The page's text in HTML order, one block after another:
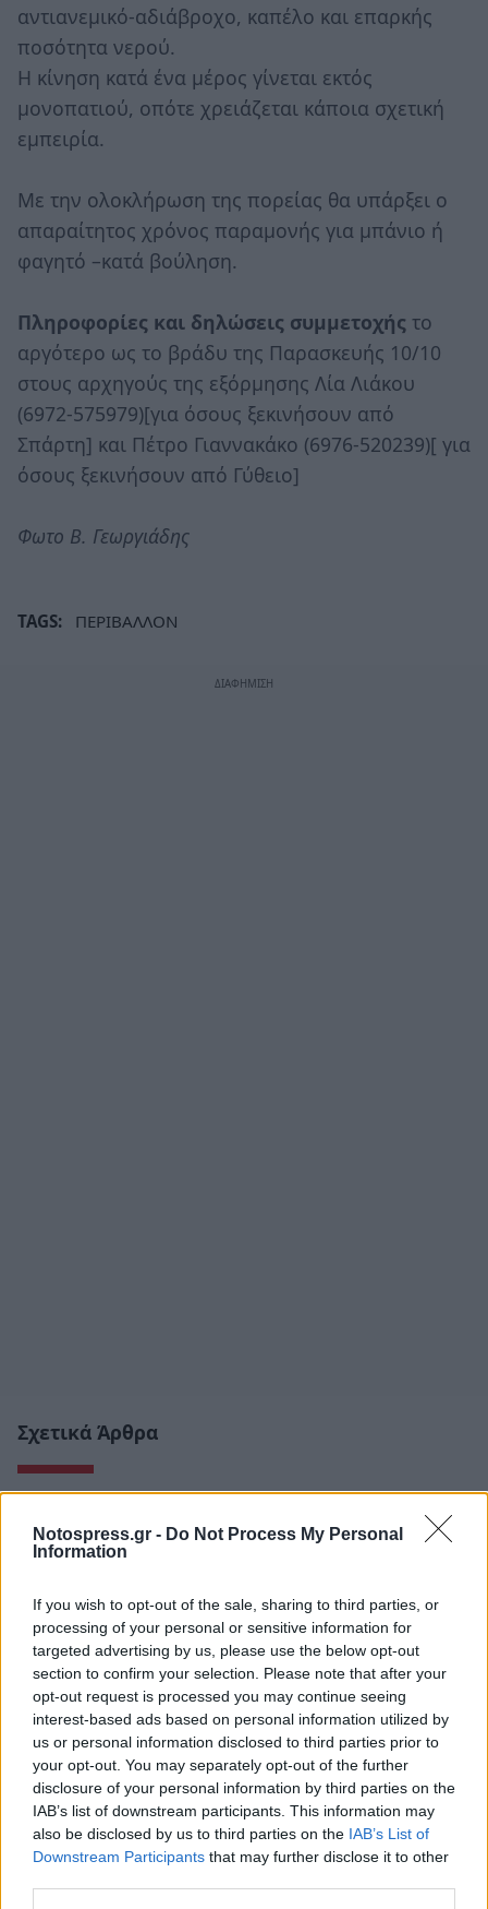
Notospress.gr - Do Not Process My Personal
Information
If you wish to opt-out of the sale, sharing to third parties, or
processing of your personal or sensitive information for
targeted advertising by us, please use the below opt-out
section to confirm your selection. Please note that after your
opt-out request is processed you may continue seeing
interest-based ads based on personal information utilized by
us or personal information disclosed to third parties prior to
your opt-out. You may separately opt-out of the further
disclosure of your personal information by third parties on the
IAB’s list of downstream participants. This information may
also be disclosed by us to third parties on the IAB’s List of
Downstream Participants that may further disclose it to other
αντιανεμικό-αδιάβροχο, καπέλο και επαρκής
ποσότητα νερού.
Η κίνηση κατά ένα μέρος γίνεται εκτός
μονοπατιού, οπότε χρειάζεται κάποια σχετική
εμπειρία.
Με την ολοκλήρωση της πορείας θα υπάρξει ο
απαραίτητος χρόνος παραμονής για μπάνιο ή
φαγητό –κατά βούληση.
Πληροφορίες και δηλώσεις συμμετοχής το
αργότερο ως το βράδυ της Παρασκευής 10/10
στους αρχηγούς της εξόρμησης Λία Λιάκου
(6972-575979)[για όσους ξεκινήσουν από
Σπάρτη] και Πέτρο Γιαννακάκο (6976-520239)[ για
όσους ξεκινήσουν από Γύθειο]
Φωτο Β. Γεωργιάδης
TAGS: ΠΕΡΙΒΑΛΛΟΝ
Σχετικά Άρθρα
Κυπαρισσία: Open Air προβολή του
βραβευμένου ντοκιμαντέρ «Ocean with David
Attenborough»
04/08/2026 11:36